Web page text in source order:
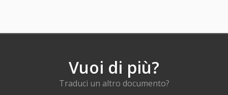
Vuoi di più?
Traduci un altro documento?